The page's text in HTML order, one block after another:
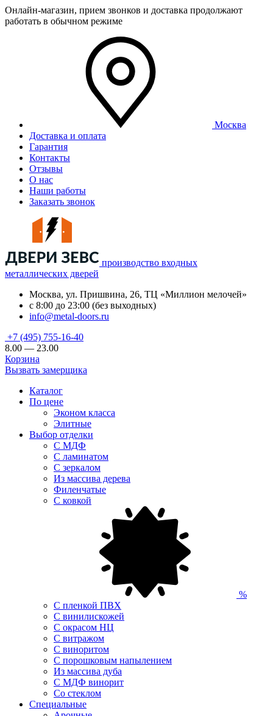
Онлайн-магазин, прием звонков и доставка продолжают
работать в обычном режиме
Москва
Доставка и оплата
Гарантия
Контакты
Отзывы
О нас
Наши работы
Заказать звонок
производство входных
металлических дверей
Москва, ул. Пришвина, 26, ТЦ «Миллион мелочей»
с 8:00 до 23:00 (без выходных)
info@metal-doors.ru
+7 (495) 755-16-40
8.00 — 23.00
Корзина
Вызвать замерщика
Каталог
По цене
Эконом класса
Элитные
Выбор отделки
С МДФ
С ламинатом
С зеркалом
Из массива дерева
Филенчатые
С ковкой
%
С пленкой ПВХ
С винилискожей
С окрасом НЦ
С витражом
С виноритом
С порошковым напылением
Из массива дуба
С МДФ винорит
Со стеклом
Специальные